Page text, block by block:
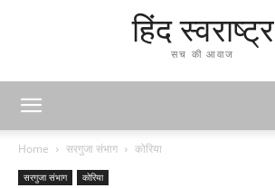
हिंद स्वराष्ट्र
सच की आवाज
Home सरगुजा संभाग कोरिया
सरगुजा संभाग कोरिया